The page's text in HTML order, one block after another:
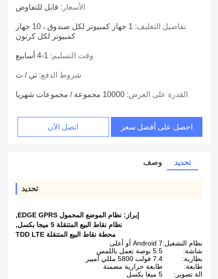
الأسعار: قابل للتفاوض
تفاصيل التغليف:
1 جهاز كمبيوتر لكل صندوق ، 10 جهاز
كمبيوتر لكل كرتون
وقت التسليم: 1-4 أسابيع
شروط الدفع: تي / ت
القدرة على العرض: 10000 مجموعة / مجموعات شهريا
احصل على أفضل سعر اتصل الآن
تحديد وصف
تحديد
إبراز: نظام الموضع المحمول EDGE GPRS
,
نظام نقاط البيع المتنقلة 5 ميجا بكسل
,
محطة نقاط البيع المتنقلة TDD LTE
نظام التشغيل:Android 7 أو أعلى
شاشة:
5.5 بوصة تعمل باللمس
بطارية:
7.4 فولت 5800 مللي أمبير
طابعة:
طابعة حرارية مضمنة
الة تصوير:
5 ميغا بكسل